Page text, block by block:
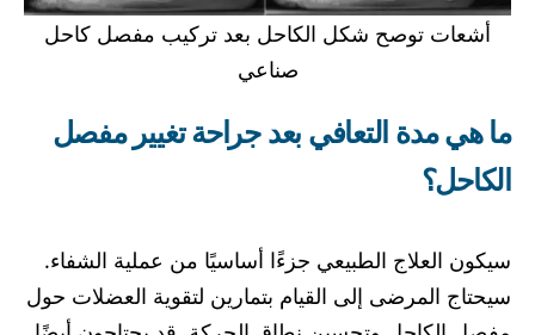
أشعات توصح شكل الكاحل بعد تركيب مفصل كاحل
صناعي
ما هي مدة التعافي بعد جراحة تغيير مفصل
الكاحل؟
سيكون العلاج الطبيعي جزءًا أساسيًا من عملية الشفاء.
سيحتاج المرضى إلى القيام بتمارين لتقوية العضلات حول